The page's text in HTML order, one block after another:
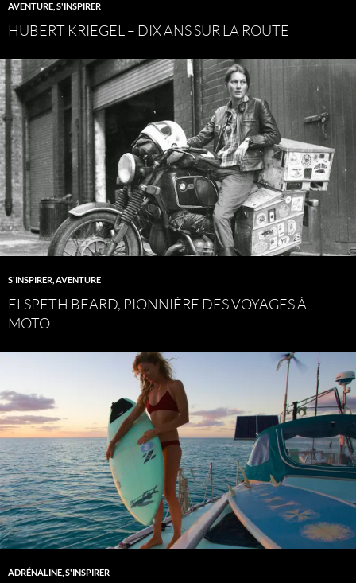
AVENTURE S'INSPIRER
HUBERT KRIEGEL – DIX ANS SUR LA ROUTE
S'INSPIRER AVENTURE
ELSPETH BEARD, PIONNIÈRE DES VOYAGES À
MOTO
ADRÉNALINE S'INSPIRER